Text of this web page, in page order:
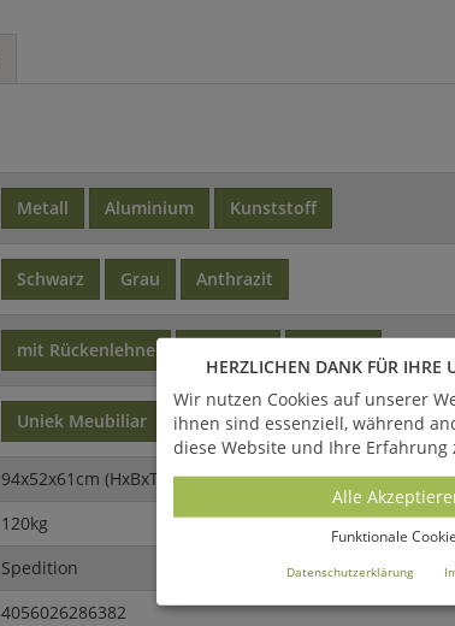
Metall Aluminium Kunststoff
Schwarz Grau Anthrazit
mit Rückenlehne
Uniek Meubiliar
94x52x61cm (HxBxT)
120kg
Spedition
4056026286382
HERZLICHEN DANK FÜR IHRE
Wir nutzen Cookies auf unserer
ihnen sind essenziell, während
diese Website und Ihre Erfahrung
Alle
Funktionale
Datenschutzerklärung